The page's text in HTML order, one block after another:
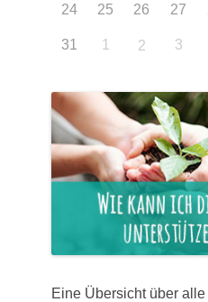
24 25 26 27
31 1 2 3
Eine Übersicht über